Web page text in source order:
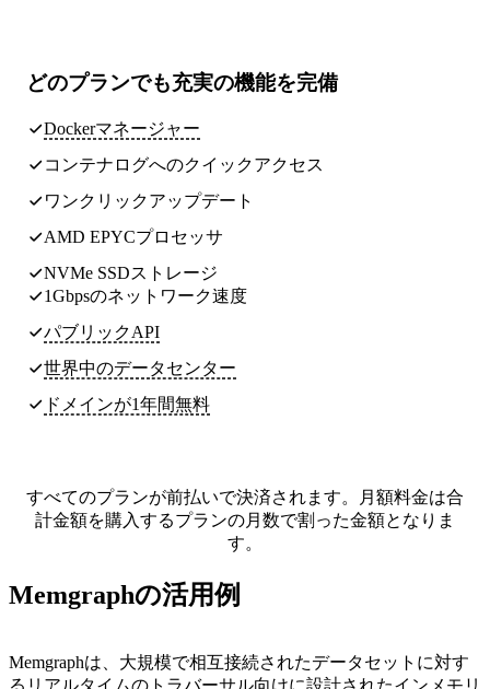
どのプランでも充実の機能を完備
Dockerマネージャー
コンテナログへのクイックアクセス
ワンクリックアップデート
AMD EPYCプロセッサ
NVMe SSDストレージ
1Gbpsのネットワーク速度
パブリックAPI
世界中のデータセンター
ドメインが1年間無料
すべてのプランが前払いで決済されます。月額料金は合
計金額を購入するプランの月数で割った金額となりま
す。
Memgraphの活用例
Memgraphは、大規模で相互接続されたデータセットに対す
るリアルタイムのトラバーサル向けに設計されたインメモリ